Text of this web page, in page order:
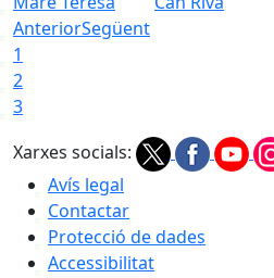
AnteriorSegüent
1
2
3
Xarxes socials:
Avís legal
Contactar
Protecció de dades
Accessibilitat